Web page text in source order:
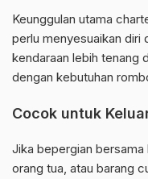
Keunggulan utama
perlu menyesuaikan diri
kendaraan lebih tenang
dengan kebutuhan
Cocok untuk
Jika bepergian
orang tua, atau barang